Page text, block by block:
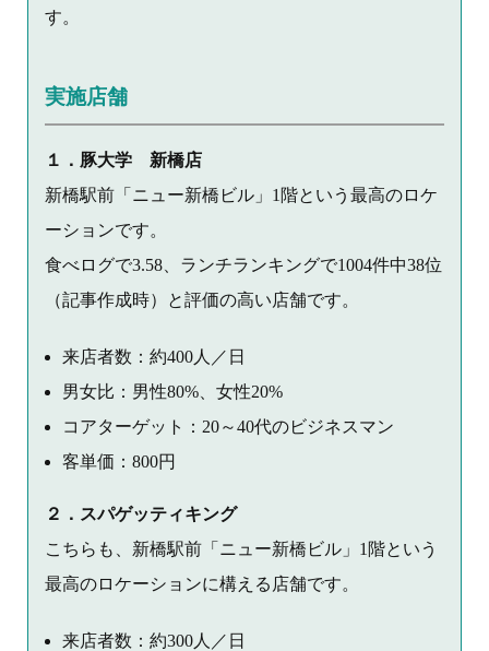
す。
実施店舗
１．豚大学 新橋店
新橋駅前「ニュー新橋ビル」1階という最高のロケ
ーションです。
食べログで3.58、ランチランキングで1004件中38位
（記事作成時）と評価の高い店舗です。
来店者数：約400人／日
男女比：男性80%、女性20%
コアターゲット：20～40代のビジネスマン
客単価：800円
２．スパゲッティキング
こちらも、新橋駅前「ニュー新橋ビル」1階という
最高のロケーションに構える店舗です。
来店者数：約300人／日